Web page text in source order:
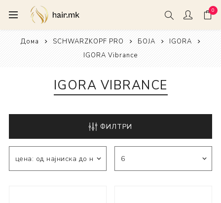
0
Дома SCHWARZKOPF PRO БОЈА
IGORA
IGORA Vibrance
IGORA VIBRANCE
ФИЛТРИ